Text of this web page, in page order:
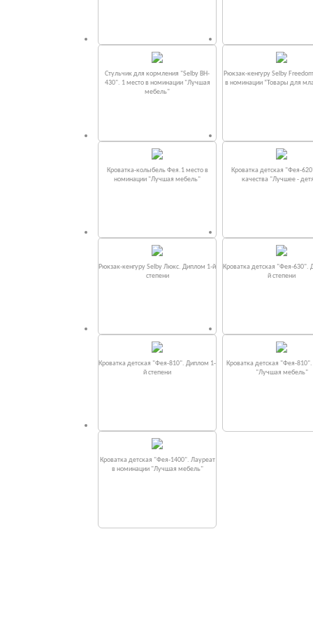
Стульчик для кормления "Selby BH-
430". 1 место в номинации "Лучшая
мебель"
Рюкзак-кенгуру Selby
в номинации “Товары для
Кроватка-колыбель Фея.1 место в
номинации "Лучшая мебель"
Кроватка детская "Фея-
качества "Лучшее -
Рюкзак-кенгуру Selby Люкс. Диплом 1-й
степени
Кроватка детская "Фея-630".
й степени
Кроватка детская "Фея-810". Диплом 1-
й степени
Кроватка детская "Фея-
"Лучшая мебель"
Кроватка детская "Фея-1400". Лауреат
в номинации "Лучшая мебель"